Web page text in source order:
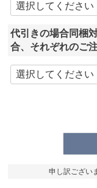
代引きの場合同梱
合、それぞれのご
申し訳ござい